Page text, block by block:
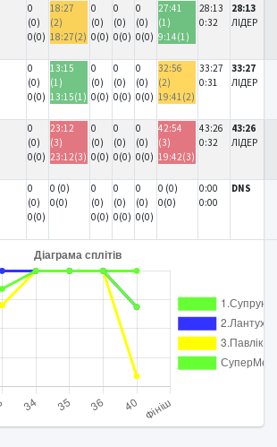
0
(0)
0(0)
18:27
(2)
18:27(2)
0
(0)
0(0)
0
(0)
0(0)
0
(0)
0(0)
27:41
(1)
9:14(1)
28:13
0:32
28:13
ЛІДЕР
0
(0)
0(0)
13:15
(1)
13:15(1)
0
(0)
0(0)
0
(0)
0(0)
0
(0)
0(0)
32:56
(2)
19:41(2)
33:27
0:31
33:27
ЛІДЕР
0
(0)
0(0)
23:12
(3)
23:12(3)
0
(0)
0(0)
0
(0)
0(0)
0
(0)
0(0)
42:54
(3)
19:42(3)
43:26
0:32
43:26
ЛІДЕР
0
(0)
0(0)
0 (0)
0(0)
0
(0)
0(0)
0
(0)
0(0)
0
(0)
0(0)
0 (0)
0(0)
0:00
0:00
DNS